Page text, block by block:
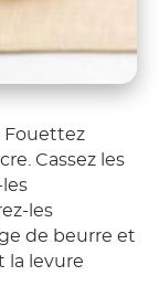
Fouettez
Cassez les
les
de beurre et
la levure